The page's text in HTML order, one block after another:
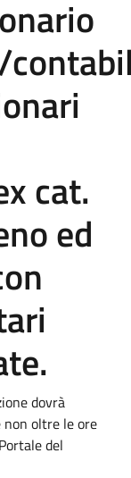
cat.
ed
dovrà
non oltre le ore
del